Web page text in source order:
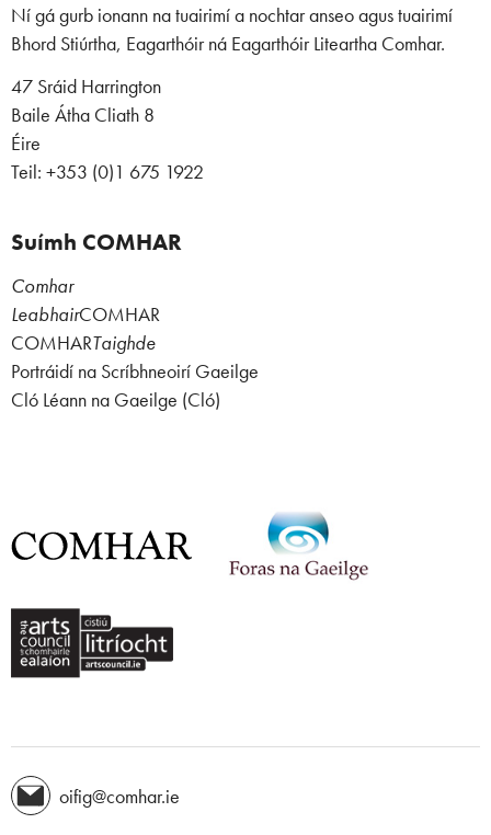
Ní gá gurb ionann na tuairimí a nochtar anseo agus tuairimí
Bhord Stiúrtha, Eagarthóir ná Eagarthóir Liteartha Comhar.
47 Sráid Harrington
Baile Átha Cliath 8
Éire
Teil: +353 (0)1 675 1922
Suímh COMHAR
Comhar
LeabhairCOMHAR
COMHARTaighde
Portráidí na Scríbhneoirí Gaeilge
Cló Léann na Gaeilge (Cló)
oifig@comhar.ie